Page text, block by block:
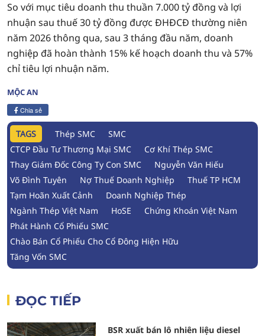
So với mục tiêu doanh thu thuần 7.000 tỷ đồng và lợi
nhuận sau thuế 30 tỷ đồng được ĐHĐCĐ thường niên
năm 2026 thông qua, sau 3 tháng đầu năm, doanh
nghiệp đã hoàn thành 15% kế hoạch doanh thu và 57%
chỉ tiêu lợi nhuận năm.
MỘC AN
Chia sẻ
TAGS Thép SMC
SMC
CTCP Đầu Tư Thương Mại SMC
Cơ Khí Thép SMC
Thay Giám Đốc Công Ty Con SMC
Nguyễn Văn Hiếu
Võ Đình Tuyên
Nợ Thuế Doanh Nghiệp
Thuế TP HCM
Tạm Hoãn Xuất Cảnh
Doanh Nghiệp Thép
Ngành Thép Việt Nam
HoSE
Chứng Khoán Việt Nam
Phát Hành Cổ Phiếu SMC
Chào Bán Cổ Phiếu Cho Cổ Đông Hiện Hữu
Tăng Vốn SMC
ĐỌC TIẾP
BSR xuất bán lô nhiên liệu diesel